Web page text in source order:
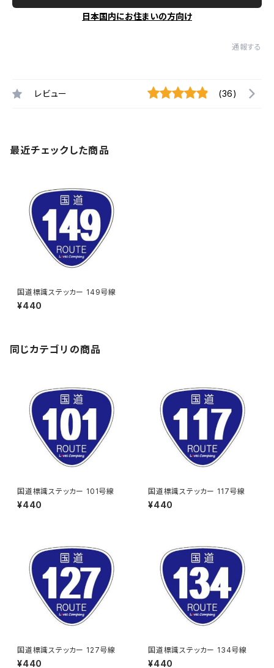
日本国内にお住まいの方向け
通報する
レビュー (36)
最近チェックした商品
国道標識ステッカー 149号線
¥440
同じカテゴリの商品
国道標識ステッカー 101号線
¥440
国道標識ステッカー 117号線
¥440
国道標識ステッカー 127号線
¥440
国道標識ステッカー 134号線
¥440